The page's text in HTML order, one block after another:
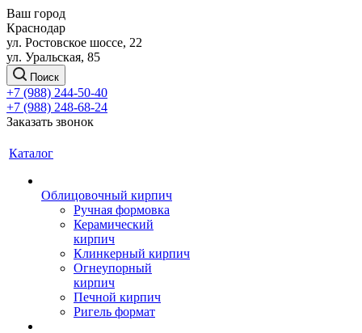
Ваш город
Краснодар
ул. Ростовское шоссе, 22
ул. Уральская, 85
Поиск
+7 (988) 244-50-40
+7 (988) 248-68-24
Заказать звонок
Каталог
Облицовочный кирпич
Ручная формовка
Керамический
кирпич
Клинкерный кирпич
Огнеупорный
кирпич
Печной кирпич
Ригель формат